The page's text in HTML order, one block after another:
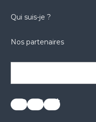
Qui suis-je ?
Nos partenaires
réseaux sociauxréseaux sociauxréseaux sociaux